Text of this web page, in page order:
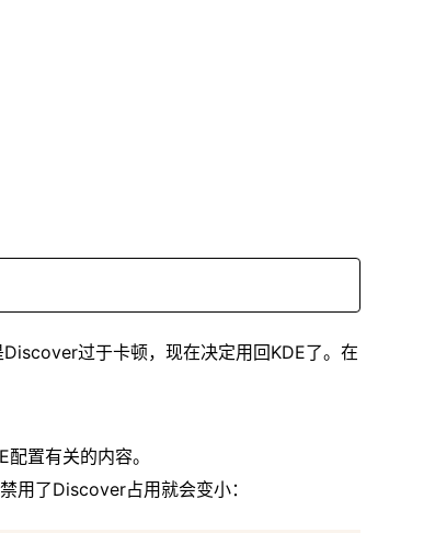
过于卡顿，现在决定用回KDE了。在
置有关的内容。
用了Discover占用就会变小：